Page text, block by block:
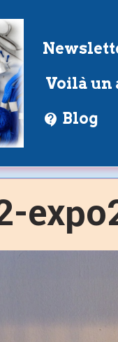
Voilà un
Blog